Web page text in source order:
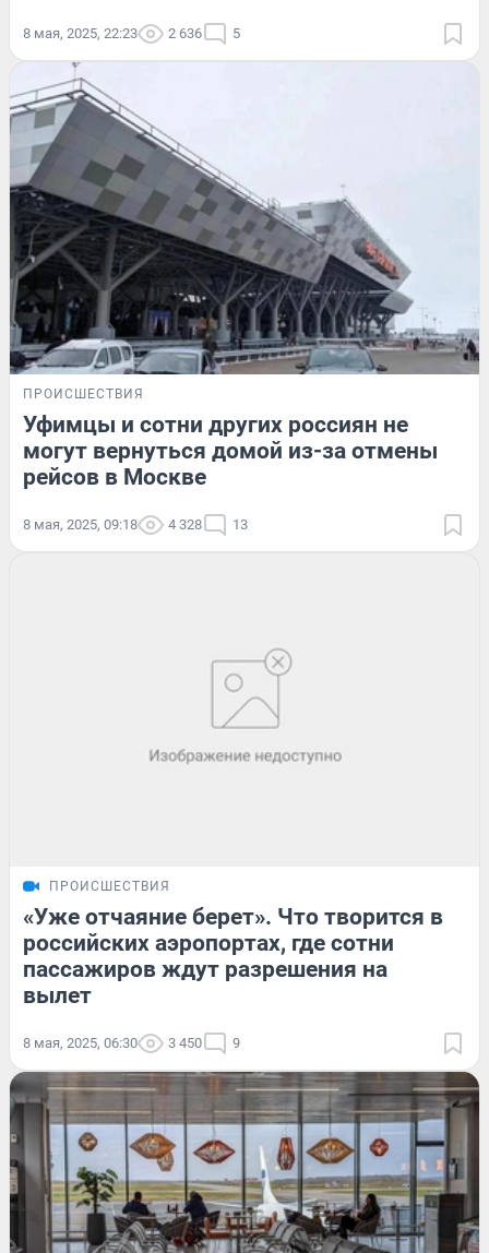
8 мая, 2025, 22:23 2 636 5
ПРОИСШЕСТВИЯ
Уфимцы и сотни других россиян не
могут вернуться домой из-за отмены
рейсов в Москве
8 мая, 2025, 09:18 4 328 13
ПРОИСШЕСТВИЯ
«Уже отчаяние берет». Что творится в
российских аэропортах, где сотни
пассажиров ждут разрешения на
вылет
8 мая, 2025, 06:30 3 450 9